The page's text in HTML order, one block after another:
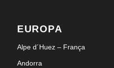
EUROPA
Alpe d´Huez – França
Andorra